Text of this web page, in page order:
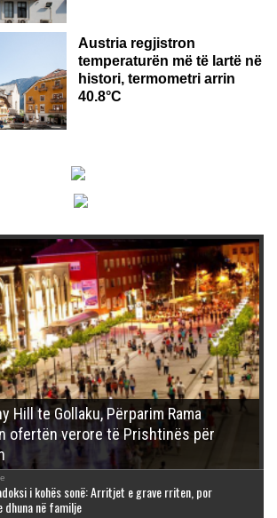
Austria regjistron
temperaturën më të lartë në
histori, termometri arrin
40.8°C
Hill te Gollaku, Përparim Rama
ofertën verore të Prishtinës për
i kohës sonë: Arritjet e grave rriten, por
dhuna në familje